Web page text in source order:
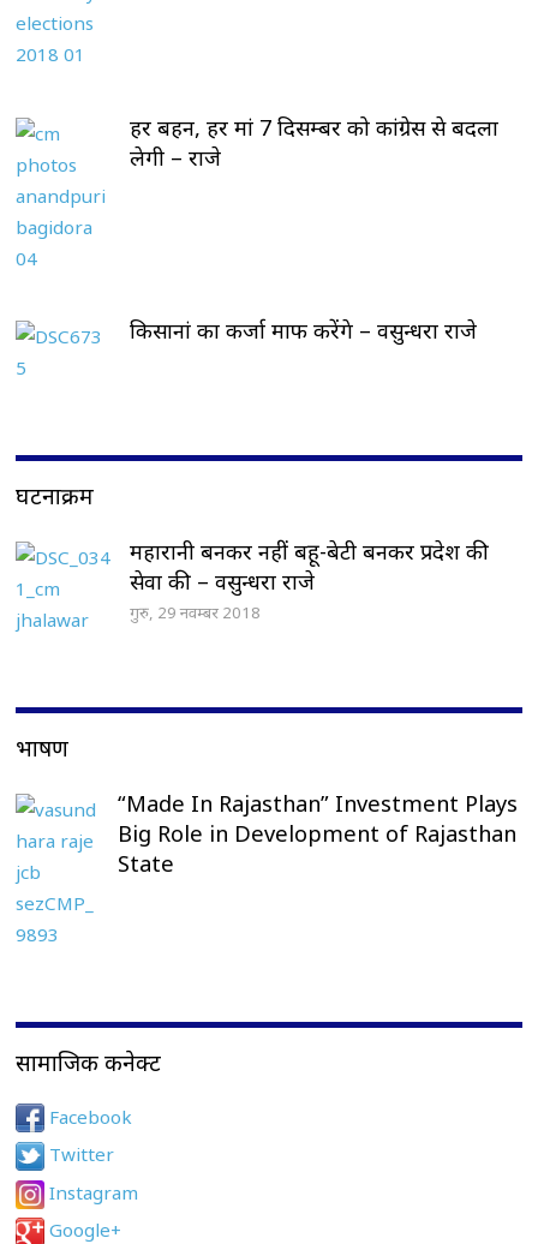
हर बहन, हर मां 7 दिसम्बर को कांग्रेस से बदला
लेगी – राजे
किसानां का कर्जा माफ करेंगे – वसुन्धरा राजे
घटनाक्रम
महारानी बनकर नहीं बहू-बेटी बनकर प्रदेश की
सेवा की – वसुन्धरा राजे
गुरु, 29 नवम्बर 2018
भाषण
“Made In Rajasthan” Investment Plays
Big Role in Development of Rajasthan
State
सामाजिक कनेक्ट
Facebook
Twitter
Instagram
Google+